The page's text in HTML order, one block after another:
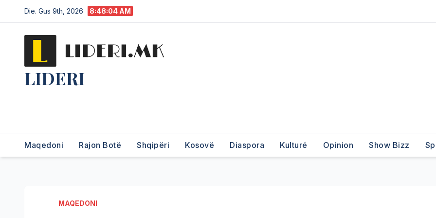
Die. Gus 9th, 2026 8:48:05 AM
LIDERI
Maqedoni Rajon Botë Shqipëri Kosovë Diaspora Kulturé Opinion Show Bizz
MAQEDONI